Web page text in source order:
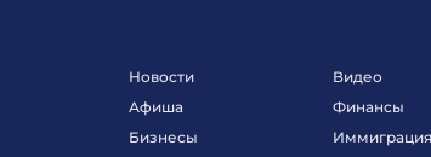
Новости
Афиша
Бизнесы
Видео
Финансы
Иммиграция